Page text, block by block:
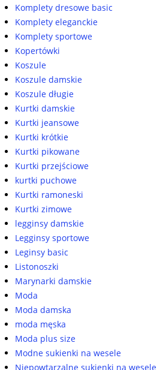
Komplety dresowe basic
Komplety eleganckie
Komplety sportowe
Kopertówki
Koszule
Koszule damskie
Koszule długie
Kurtki damskie
Kurtki jeansowe
Kurtki krótkie
Kurtki pikowane
Kurtki przejściowe
kurtki puchowe
Kurtki ramoneski
Kurtki zimowe
legginsy damskie
Legginsy sportowe
Leginsy basic
Listonoszki
Marynarki damskie
Moda
Moda damska
moda męska
Moda plus size
Modne sukienki na wesele
Niepowtarzalne sukienki na wesele